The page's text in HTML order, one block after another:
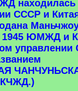
СССР и
1945 ЮМЖД и
управлении